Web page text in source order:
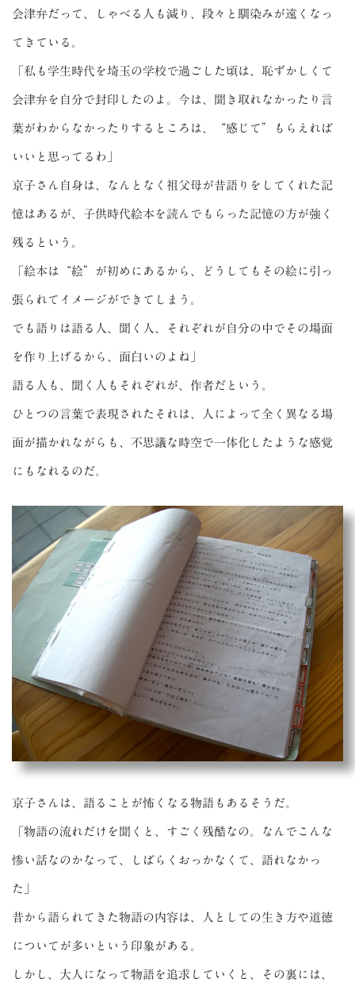
会津弁だって、しゃべる人も減り、段々と馴染みが遠くなっ
てきている。
「私も学生時代を埼玉の学校で過ごした頃は、恥ずかしくて
会津弁を自分で封印したのよ。今は、聞き取れなかったり言
葉がわからなかったりするところは、“感じて”もらえれば
いいと思ってるわ」
京子さん自身は、なんとなく祖父母が昔語りをしてくれた記
憶はあるが、子供時代絵本を読んでもらった記憶の方が強く
残るという。
「絵本は“絵”が初めにあるから、どうしてもその絵に引っ
張られてイメージができてしまう。
でも語りは語る人、聞く人、それぞれが自分の中でその場面
を作り上げるから、面白いのよね」
語る人も、聞く人もそれぞれが、作者だという。
ひとつの言葉で表現されたそれは、人によって全く異なる場
面が描かれながらも、不思議な時空で一体化したような感覚
にもなれるのだ。
京子さんは、語ることが怖くなる物語もあるそうだ。
「物語の流れだけを聞くと、すごく残酷なの。なんでこんな
惨い話なのかなって、しばらくおっかなくて、語れなかっ
た」
昔から語られてきた物語の内容は、人としての生き方や道徳
についてが多いという印象がある。
しかし、大人になって物語を追求していくと、その裏には、